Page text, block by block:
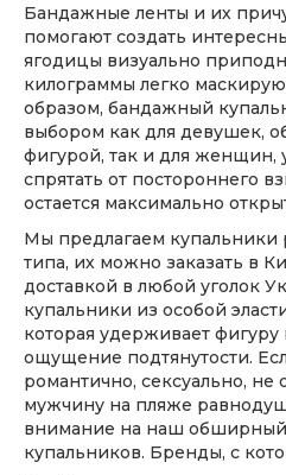
Бандажные ленты и их
помогают создать
ягодицы визуально
килограммы легко
образом, бандажный
выбором как для девушек,
фигурой, так и для женщин,
спрятать от постороннего
остается максимально
Мы предлагаем купальники
типа, их можно заказать в
доставкой в любой уголок
купальники из особой
которая удерживает
ощущение подтянутости.
романтично, сексуально, не
мужчину на пляже
внимание на наш обширный
купальников. Бренды, с